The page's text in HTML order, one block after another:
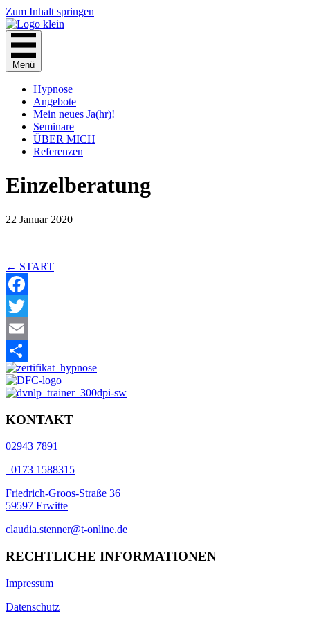
Zum Inhalt springen
Menü
Hypnose
Angebote
Mein neues Ja(hr)!
Seminare
ÜBER MICH
Referenzen
Einzelberatung
22 Januar 2020
Posts
navigation
← START
Facebook
Twitter
Email
Teilen
KONTAKT
02943 7891
0173 1588315
Friedrich-Groos-Straße 36
59597 Erwitte
claudia.stenner@t-online.de
RECHTLICHE INFORMATIONEN
Impressum
Datenschutz